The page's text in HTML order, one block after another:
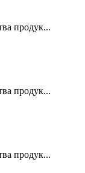
продук...
продук...
продук...